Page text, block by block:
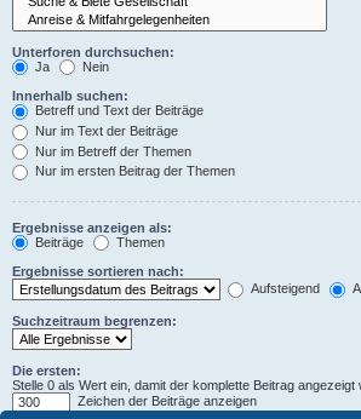
Unterforen durchsuchen:
Ja
Nein
Innerhalb suchen:
Betreff und Text der Beiträge
Nur im Text der Beiträge
Nur im Betreff der Themen
Nur im ersten Beitrag der Themen
Ergebnisse anzeigen als:
Beiträge
Themen
Ergebnisse sortieren nach:
Aufsteigend
Suchzeitraum begrenzen:
Die ersten:
Stelle 0 als Wert ein, damit der komplette Beitrag angezeigt
Zeichen der Beiträge anzeigen